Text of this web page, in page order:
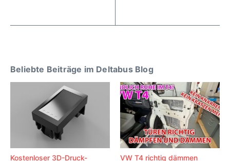
Beliebte Beiträge im Deltabus Blog
Kostenloser 3D-Druck-
VW T4 richtig dämmen